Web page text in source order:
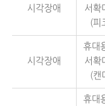
시각장애
서확
(피
시각장애
휴대
서확
(캔
휴대